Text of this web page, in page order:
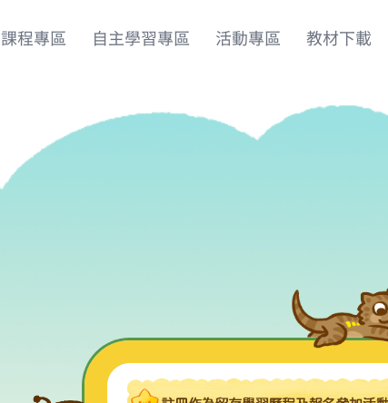
課程專區 自主學習專區 活動專區 教材下載